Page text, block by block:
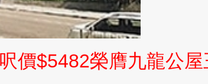
價$5482榮膺九龍公屋